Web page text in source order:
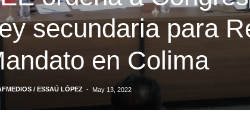
secundaria para
en Colima
/ ESSAÚ LÓPEZ - May 13, 2022